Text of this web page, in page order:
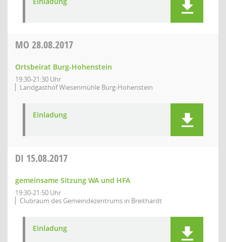
MO 28.08.2017
Ortsbeirat Burg-Hohenstein
19:30-21:30 Uhr
Landgasthof Wiesenmühle Burg-Hohenstein
Einladung
DI 15.08.2017
gemeinsame Sitzung WA und HFA
19:30-21:50 Uhr
Clubraum des Gemeindezentrums in Breithardt
Einladung